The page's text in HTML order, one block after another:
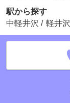
駅から探す
中軽井沢 / 軽井沢